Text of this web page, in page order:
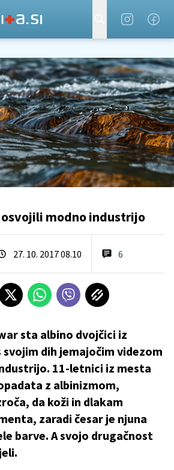
modno industrijo
27. 10. 2017 08.10 6
sta albino dvojčici iz
svojim dih jemajočim videzom
11-letnici iz mesta
z albinizmom,
da koži in dlakam
zaradi česar je njuna
barve. A svojo drugačnost